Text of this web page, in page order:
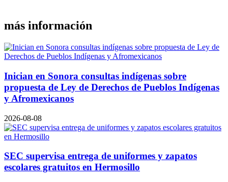
más información
Inician en Sonora consultas indígenas sobre
propuesta de Ley de Derechos de Pueblos Indígenas
y Afromexicanos
2026-08-08
SEC supervisa entrega de uniformes y zapatos
escolares gratuitos en Hermosillo